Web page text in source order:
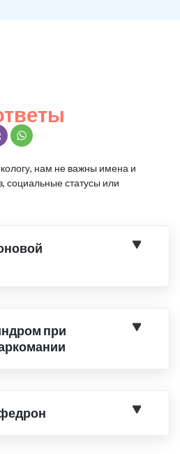
нам не важны имена и
статусы или
при